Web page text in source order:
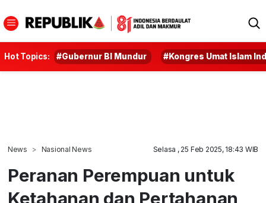
Hot Topics: #Gubernur BI Mundur #Kongres Umat Islam
News Nasional News Selasa , 25 Feb 2025, 18:43 WIB
Peranan Perempuan untuk
Ketahanan dan Pertahanan